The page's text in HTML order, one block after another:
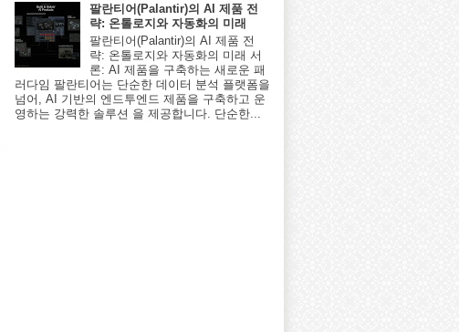
팔란티어(Palantir)의 AI 제품 전
략: 온톨로지와 자동화의 미래
팔란티어(Palantir)의 AI 제품 전
략: 온톨로지와 자동화의 미래 서
론: AI 제품을 구축하는 새로운 패
러다임 팔란티어는 단순한 데이터 분석 플랫폼을
넘어, AI 기반의 엔드투엔드 제품을 구축하고 운
영하는 강력한 솔루션 을 제공합니다. 단순한...